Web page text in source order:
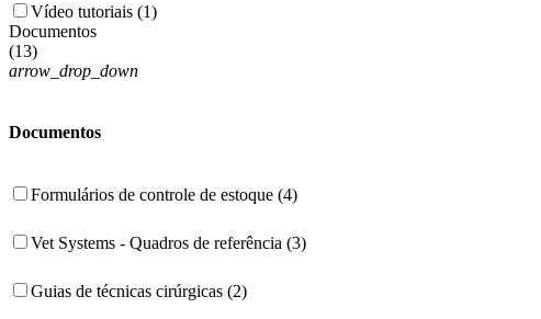
Vídeo tutoriais (1)
Documentos
(13)
arrow_drop_down
Documentos
Formulários de controle de estoque (4)
Vet Systems - Quadros de referência (3)
Guias de técnicas cirúrgicas (2)